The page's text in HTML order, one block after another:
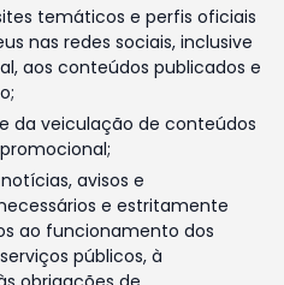
temáticos e perfis oficiais
nas redes sociais, inclusive
aos conteúdos publicados e
da veiculação de conteúdos
avisos e
e estritamente
ao funcionamento dos
públicos, à